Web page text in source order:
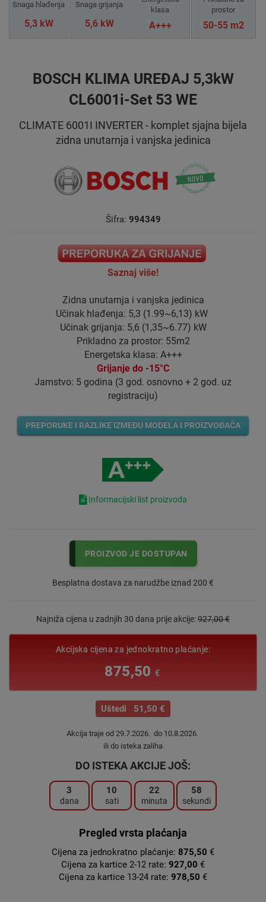
Snaga hlađenja
5,3 kW
Snaga grijanja
5,6 kW
klasa
A+++
prostor
50-55 m2
BOSCH KLIMA UREĐAJ 5,3kW
CL6001i-Set 53 WE
CLIMATE 6001I INVERTER - komplet sjajna bijela
zidna unutarnja i vanjska jedinica
Šifra: 994349
Saznaj više!
Zidna unutarnja i vanjska jedinica
Učinak hlađenja: 5,3 (1.99~6,13) kW
Učinak grijanja: 5,6 (1,35~6.77) kW
Prikladno za prostor: 55m2
Energetska klasa: A+++
Grijanje do -15°C
Jamstvo: 5 godina (3 god. osnovno + 2 god. uz
registraciju)
PREPORUKE I RAZLIKE IZMEĐU MODELA I PROIZVOĐAČA
Informacijski list proizvoda
PROIZVOD JE DOSTUPAN
Besplatna dostava za narudžbe iznad 200 €
Najniža cijena u zadnjih 30 dana prije akcije:927,00 €
Akcijska cijena za jednokratno plaćanje:
875,50€
Uštedi 51,50 €
Akcija traje od 29.7.2026. do 10.8.2026.
ili do isteka zaliha
DO ISTEKA AKCIJE JOŠ:
3
dana
10
sati
22
minuta
57
sekundi
Pregled vrsta plaćanja
Cijena za jednokratno plaćanje: 875,50 €
Cijena za kartice 2-12 rate: 927,00 €
Cijena za kartice 13-24 rate: 978,50 €